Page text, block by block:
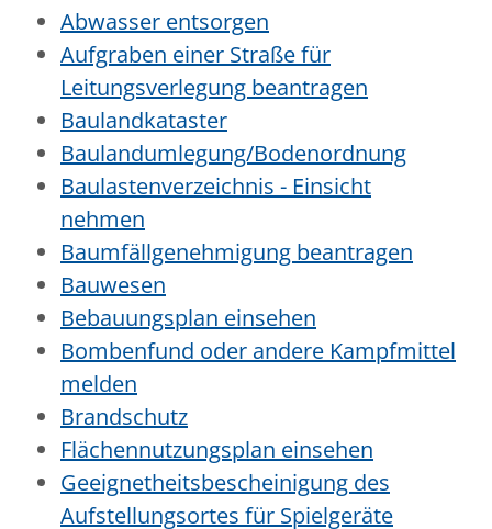
Abwasser entsorgen
Aufgraben einer Straße für
Leitungsverlegung beantragen
Baulandkataster
Baulandumlegung/Bodenordnung
Baulastenverzeichnis - Einsicht
nehmen
Baumfällgenehmigung beantragen
Bauwesen
Bebauungsplan einsehen
Bombenfund oder andere Kampfmittel
melden
Brandschutz
Flächennutzungsplan einsehen
Geeignetheitsbescheinigung des
Aufstellungsortes für Spielgeräte